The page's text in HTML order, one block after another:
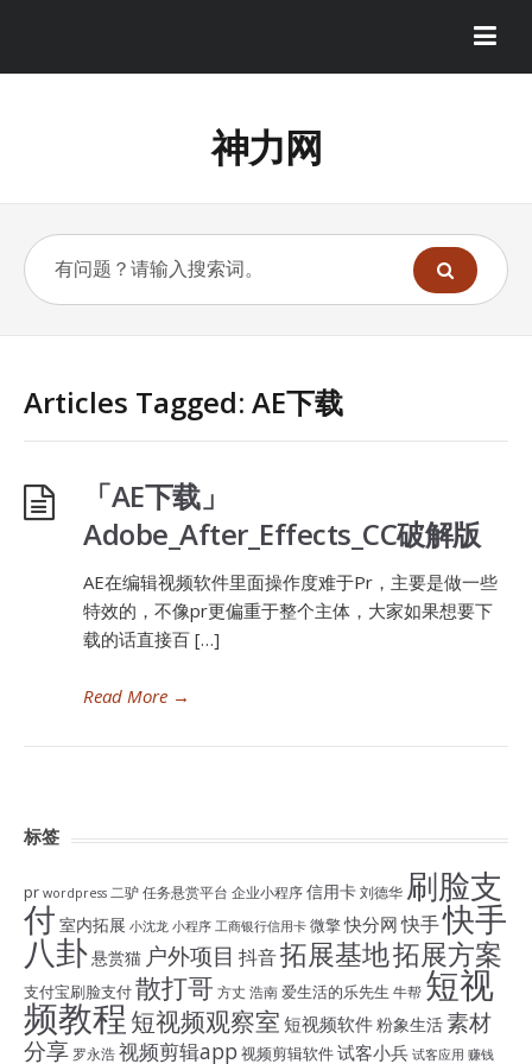
神力网
Articles Tagged: AE下载
「AE下载」
Adobe_After_Effects_CC破解版
AE在编辑视频软件里面操作度难于Pr，主要是做一些
特效的，不像pr更偏重于整个主体，大家如果想要下
载的话直接百 […]
Read More →
标签
pr wordpress 二驴任务悬赏平台 企业小程序信用卡刘德华 刷脸支
付 室内拓展 小沈龙 小程序 工商银行信用卡 微擎快分网 快手快手
八卦悬赏猫 户外项目 抖音拓展基地拓展方案
支付宝刷脸支付散打哥 方丈 浩南爱生活的乐先生 牛帮 短视
频教程 短视频观察室 短视频软件粉象生活素材
分享 罗永浩视频剪辑app 视频剪辑软件试客小兵 试客应用 赚钱